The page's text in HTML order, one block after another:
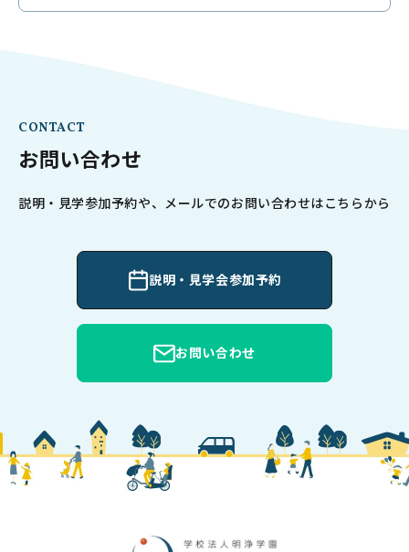
CONTACT
お問い合わせ
説明・見学参加予約や、メールでのお問い合わせはこちらから
説明・見学会参加予約
お問い合わせ